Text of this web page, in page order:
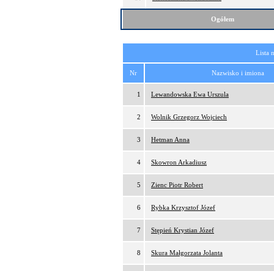
Ogółem
Lista
Nr Nazwisko i imiona
1 Lewandowska Ewa Urszula
2 Wolnik Grzegorz Wojciech
3 Hetman Anna
4 Skowron Arkadiusz
5 Zienc Piotr Robert
6 Rybka Krzysztof Józef
7 Stępień Krystian Józef
8 Skura Małgorzata Jolanta